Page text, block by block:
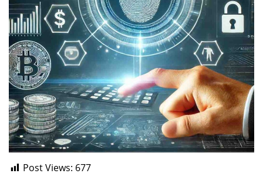
Post Views: 677